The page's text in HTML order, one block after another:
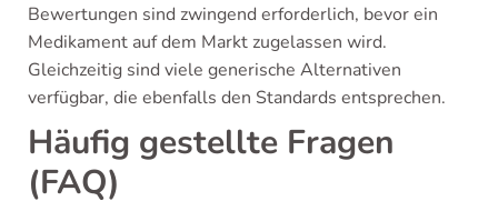
Bewertungen sind zwingend erforderlich, bevor ein
Medikament auf dem Markt zugelassen wird.
Gleichzeitig sind viele generische Alternativen
verfügbar, die ebenfalls den Standards entsprechen.
Häufig gestellte Fragen
(FAQ)